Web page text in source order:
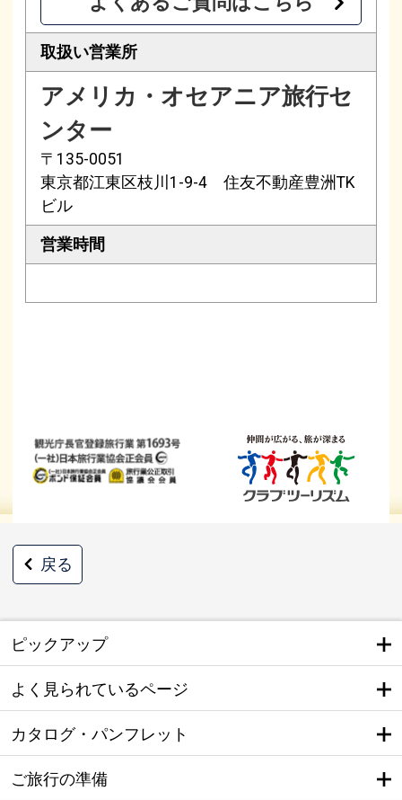
取扱い営業所
アメリカ・オセアニア旅行セ
ンター
〒135-0051
東京都江東区枝川1-9-4 住友不動産豊洲TK
ビル
営業時間
戻る
ピックアップ
よく見られているページ
カタログ・パンフレット
ご旅行の準備